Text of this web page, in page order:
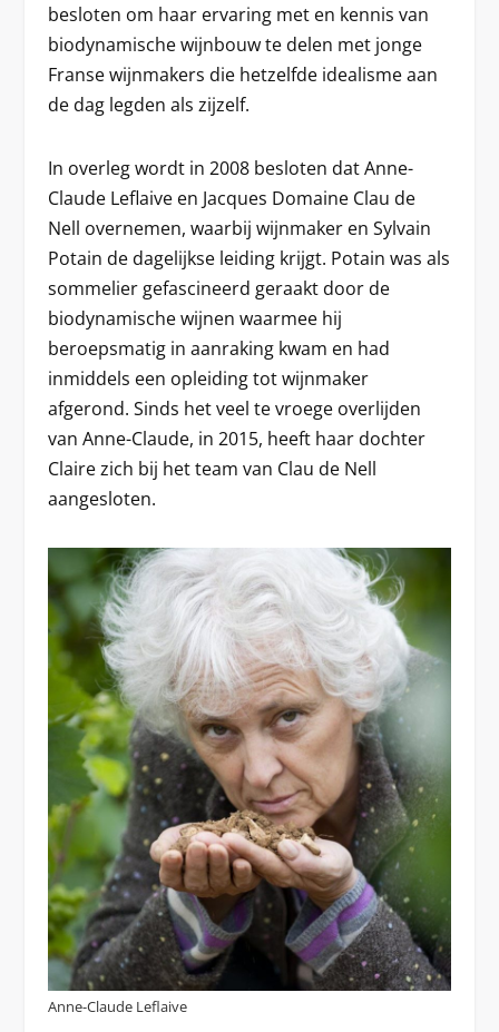
besloten om haar ervaring met en kennis van
biodynamische wijnbouw te delen met jonge
Franse wijnmakers die hetzelfde idealisme aan
de dag legden als zijzelf.
In overleg wordt in 2008 besloten dat Anne-
Claude Leflaive en Jacques Domaine Clau de
Nell overnemen, waarbij wijnmaker en Sylvain
Potain de dagelijkse leiding krijgt. Potain was als
sommelier gefascineerd geraakt door de
biodynamische wijnen waarmee hij
beroepsmatig in aanraking kwam en had
inmiddels een opleiding tot wijnmaker
afgerond. Sinds het veel te vroege overlijden
van Anne-Claude, in 2015, heeft haar dochter
Claire zich bij het team van Clau de Nell
aangesloten.
Anne-Claude Leflaive